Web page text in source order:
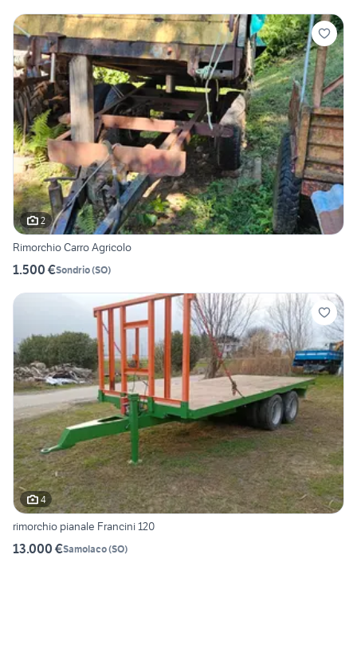
2
Rimorchio Carro Agricolo
1.500 €Sondrio(SO)
4
rimorchio pianale Francini 120
13.000 €Samolaco(SO)